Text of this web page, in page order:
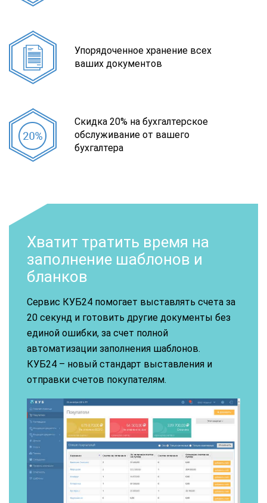
Упорядоченное хранение всех
ваших документов
Скидка 20% на бухгалтерское
обслуживание от вашего
бухгалтера
Хватит тратить время на
заполнение шаблонов и
бланков
Сервис КУБ24 помогает выставлять счета за
20 секунд и готовить другие документы без
единой ошибки, за счет полной
автоматизации заполнения шаблонов.
КУБ24 – новый стандарт выставления и
отправки счетов покупателям.